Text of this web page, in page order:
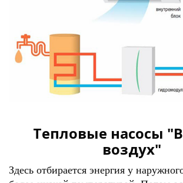
Тепловые насосы
воздух"
Здесь отбирается энергия у